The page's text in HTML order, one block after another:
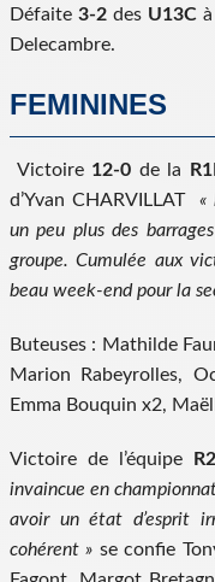
Défaite 3-2 des U13C à
Delecambre.
FEMININES
Victoire 12-0 de la
d’Yvan CHARVILLAT «
un peu plus des
groupe. Cumulée aux
beau week-end pour la
Buteuses : Mathilde
Marion Rabeyrolles,
Emma Bouquin x2,
Victoire de l’équipe
invaincue en
avoir un état d’esprit
cohérent » se confie